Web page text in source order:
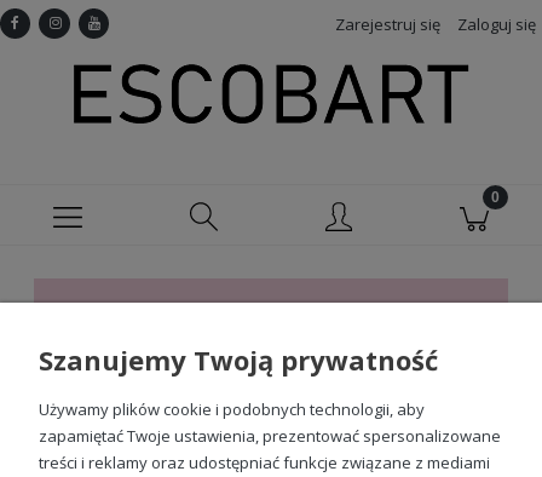
Zarejestruj się Zaloguj się
Ten produkt jest niedostępny.
Sprawdź nasze social media
Szanujemy Twoją prywatność
Używamy plików cookie i podobnych technologii, aby
zapamiętać Twoje ustawienia, prezentować spersonalizowane
treści i reklamy oraz udostępniać funkcje związane z mediami